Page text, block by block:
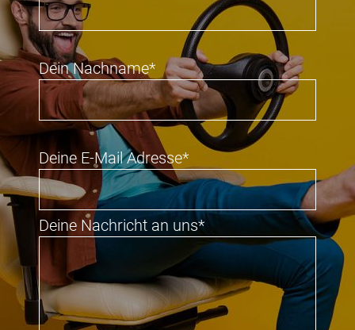
Dein Nachname*
Deine E-Mail Adresse*
Deine Nachricht an uns*